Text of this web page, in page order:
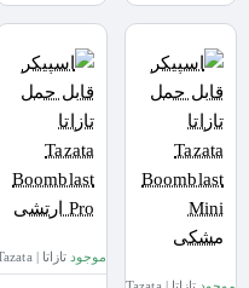
موجود تازاتا | Tazata